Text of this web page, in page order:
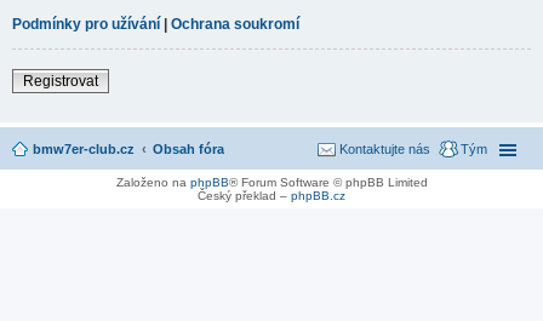
Podmínky pro užívání | Ochrana soukromí
Registrovat
bmw7er-club.cz Obsah fóra Tým
Kontaktujte nás
Založeno na phpBB® Forum Software © phpBB Limited
Český překlad – phpBB.cz